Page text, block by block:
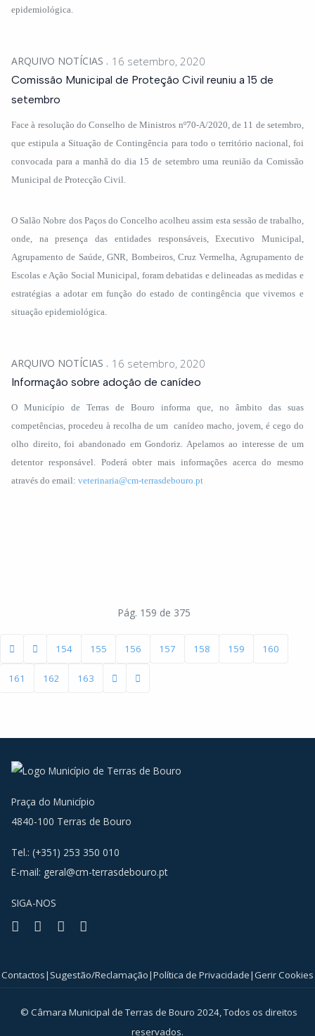
epidemiológica.
ARQUIVO NOTÍCIAS 16 setembro, 2020
Comissão Municipal de Proteção Civil reuniu a 15 de
setembro
Face à resolução do Conselho de Ministros nº70-A/2020, de 11 de setembro,
que estipula a Situação de Contingência para todo o território nacional, foi
convocada para a manhã do dia 15 de setembro uma reunião da Comissão
Municipal de Protecção Civil.
O Salão Nobre dos Paços do Concelho acolheu assim esta sessão de trabalho,
onde, na presença das entidades responsáveis, Executivo Municipal,
Agrupamento de Saúde, GNR, Bombeiros, Cruz Vermelha, Agrupamento de
Escolas e Ação Social Municipal, foram debatidas e delineadas as medidas e
estratégias a adotar em função do estado de contingência que vivemos e
situação epidemiológica.
ARQUIVO NOTÍCIAS 16 setembro, 2020
Informação sobre adoção de canídeo
O Município de Terras de Bouro informa que, no âmbito das suas
competências, procedeu à recolha de um canídeo macho, jovem, é cego do
olho direito, foi abandonado em Gondoriz. Apelamos ao interesse de um
detentor responsável. Poderá obter mais informações acerca do mesmo
através do email: veterinaria@cm-terrasdebouro.pt
Pág. 159 de 375
154 155 156 157 158 159 160
161 162 163
Praça do Município
4840-100 Terras de Bouro
Tel.: (+351) 253 350 010
E-mail: geral@cm-terrasdebouro.pt
SIGA-NOS
Facebook
Youtube
Instagram
© Câmara Municipal de Terras de Bouro 2024, Todos os direitos
reservados.
Contactos| Sugestão/Reclamação|Política de Privacidade|Gerir Cookies